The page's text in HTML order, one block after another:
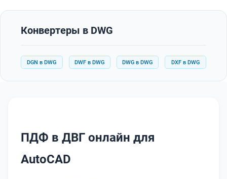
Конвертеры в DWG
DGN в DWG DWF в DWG DWG в DWG DXF в DWG
ПДФ в ДВГ онлайн для
AutoCAD